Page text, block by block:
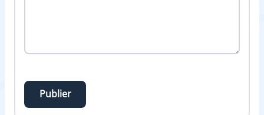
Publier